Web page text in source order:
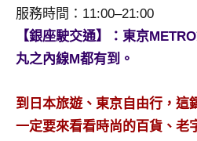
服務時間：11:00–21:00
【銀座駛交通】：東京
丸之內線M都有到。
到日本旅遊、東京自由行，這
一定要來看看時尚的百貨、老